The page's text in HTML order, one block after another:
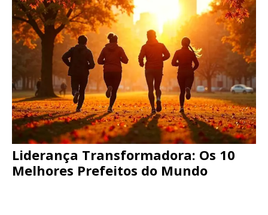
Liderança Transformadora: Os 10
Melhores Prefeitos do Mundo